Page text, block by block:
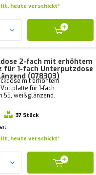
heute verschickt*
2-fach mit erhöhtem
für 1-fach Unterputzdose
(078303)
mit erhöhtem
für 1-fach
55, weiß glänzend.
37 Stück
heute verschickt*